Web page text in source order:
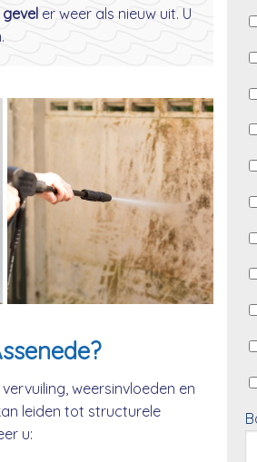
geveler weer als nieuw uit. U
weersinvloeden en
leiden tot structurele
u: